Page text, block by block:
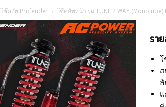
โช๊คอัพ Profender โช๊คอัพหน้า รุ่น TUNE 2 WAY (Monotube)
รา
โ